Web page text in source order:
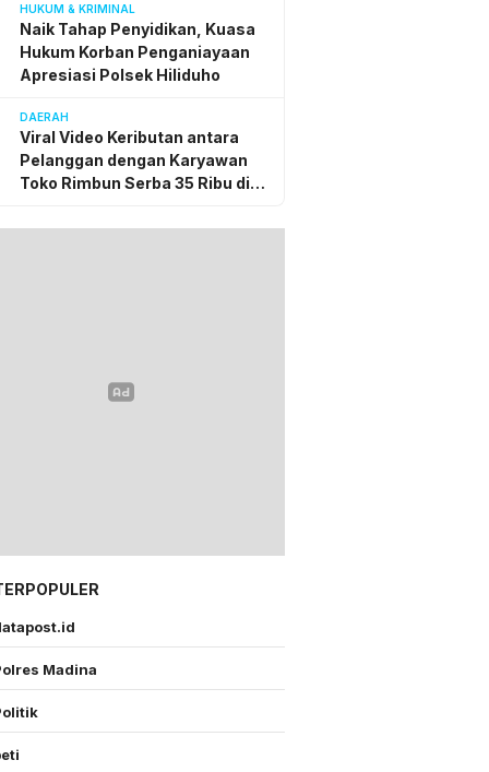
HUKUM & KRIMINAL
Naik Tahap Penyidikan, Kuasa
Hukum Korban Penganiayaan
Apresiasi Polsek Hiliduho
DAERAH
Viral Video Keributan antara
Pelanggan dengan Karyawan
Toko Rimbun Serba 35 Ribu di
Secara Kekeluargaan
Madina